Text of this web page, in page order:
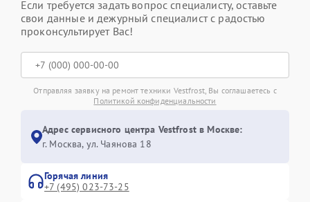
Если требуется задать вопрос специалисту, оставьте
свои данные и дежурный специалист с радостью
проконсультирует Вас!
Отправляя заявку на ремонт техники Vestfrost, Вы соглашаетесь с
Политикой конфиденциальности
Адрес сервисного центра Vestfrost в Москве:
г. Москва, ул. Чаянова 18
Горячая линия
+7 (495) 023-73-25